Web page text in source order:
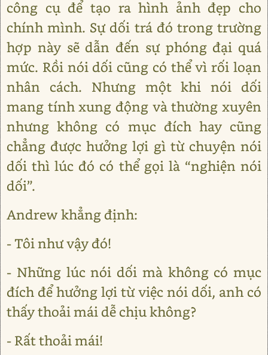
công cụ để tạo ra hình ảnh đẹp cho
chính mình. Sự dối trá đó trong trường
hợp này sẽ dẫn đến sự phóng đại quá
mức. Rồi nói dối cũng có thể vì rối loạn
nhân cách. Nhưng một khi nói dối
mang tính xung động và thường xuyên
nhưng không có mục đích hay cũng
chẳng được hưởng lợi gì từ chuyện nói
dối thì lúc đó có thể gọi là “nghiện nói
dối”.
Andrew khẳng định:
- Tôi như vậy đó!
- Những lúc nói dối mà không có mục
đích để hưởng lợi từ việc nói dối, anh có
thấy thoải mái dễ chịu không?
- Rất thoải mái!